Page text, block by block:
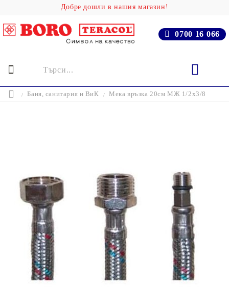
Добре дошли в нашия магазин!
0700 16 066
Баня, cанитария и ВиК Мека връзка 20см МЖ 1/2x3/8